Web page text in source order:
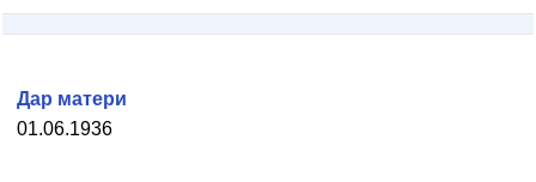
01.06.1936
Дар матери